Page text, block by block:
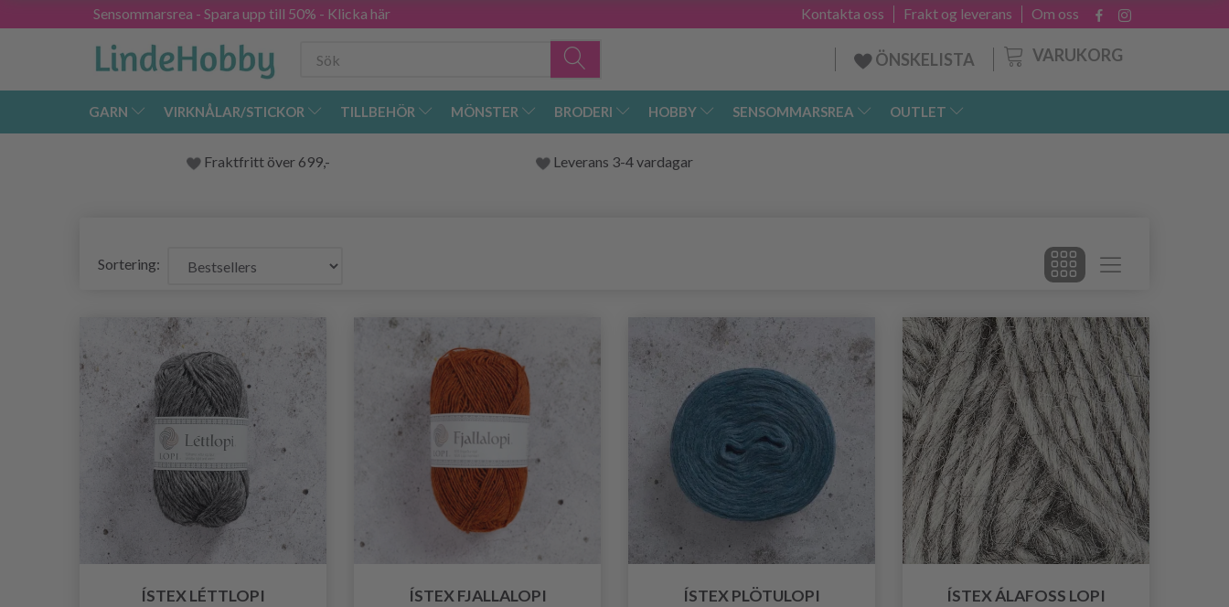
Sensommarsrea - Spara upp till 50% - Klicka här Om oss
Frakt og leverans
Kontakta oss
VARUKORG
ÖNSKELISTA
GARN VIRKNÅLAR/STICKOR TILLBEHÖR MÖNSTER BRODERI HOBBY SENSOMMARSREA OUTLET
Fraktfritt över 699,- Leverans 3-4 vardagar
Sortering:
ÍSTEX LÉTTLOPI ÍSTEX FJALLALOPI ÍSTEX PLÖTULOPI ÍSTEX ÁLAFOSS LOPI